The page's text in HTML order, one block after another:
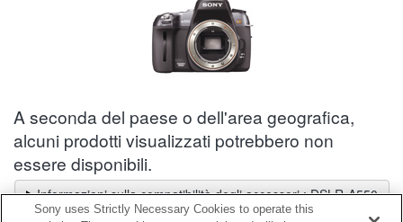
A seconda del paese o dell'area geografica,
alcuni prodotti visualizzati potrebbero non
essere disponibili.
Informazioni sulla compatibilità degli accessori : DSLR-A550
Sony uses Strictly Necessary Cookies to operate this